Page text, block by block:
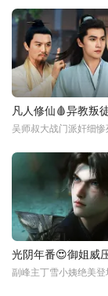
凡人修仙🩸异教叛
吴师叔大战门派奸细惨
光阴年番😍御姐威
副峰主丁雪小姨绝美登